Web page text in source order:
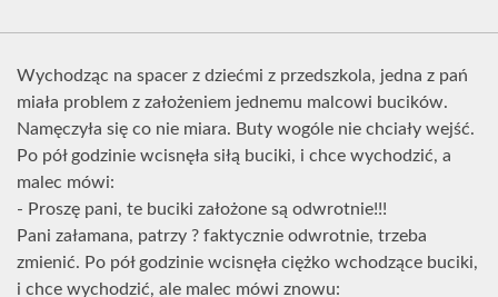
Wychodząc na spacer z dziećmi z przedszkola, jedna z pań
miała problem z założeniem jednemu malcowi bucików.
Namęczyła się co nie miara. Buty wogóle nie chciały wejść.
Po pół godzinie wcisnęła siłą buciki, i chce wychodzić, a
malec mówi:
- Proszę pani, te buciki założone są odwrotnie!!!
Pani załamana, patrzy ? faktycznie odwrotnie, trzeba
zmienić. Po pół godzinie wcisnęła ciężko wchodzące buciki,
i chce wychodzić, ale malec mówi znowu: